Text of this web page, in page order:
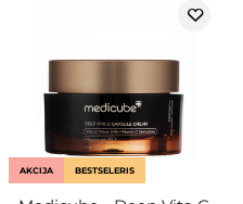
AKCIJA BESTSELERIS